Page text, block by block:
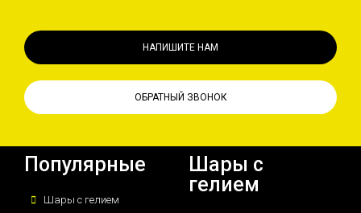
НАПИШИТЕ НАМ
ОБРАТНЫЙ ЗВОНОК
Популярные
Шары с гелием
Шары с
гелием